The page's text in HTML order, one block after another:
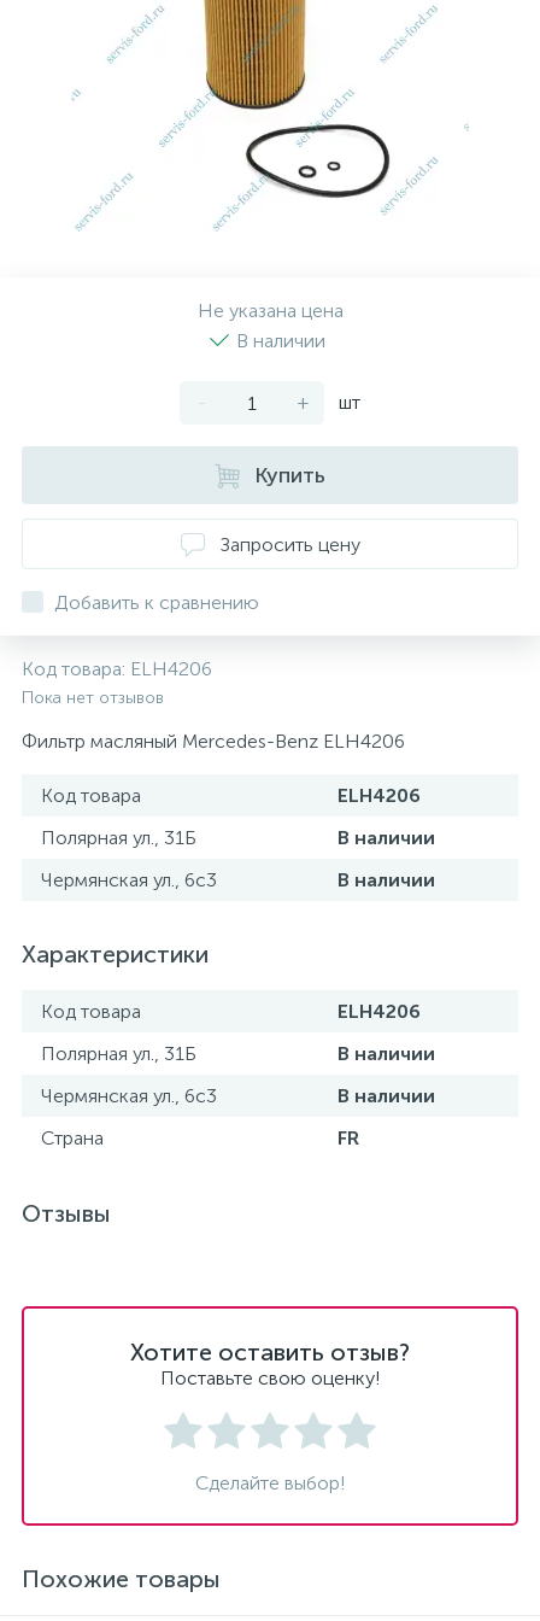
Не указана цена
В наличии
- + шт
Купить
Запросить цену
Добавить к сравнению
Код товара: ELH4206
Пока нет отзывов
Фильтр масляный Mercedes-Benz ELH4206
Код товара
ELH4206
Полярная ул., 31Б
В наличии
Чермянская ул., 6с3
В наличии
Характеристики
Код товара
ELH4206
Полярная ул., 31Б
В наличии
Чермянская ул., 6с3
В наличии
Страна
FR
Отзывы
Хотите оставить отзыв?
Поставьте свою оценку!
Сделайте выбор!
Похожие товары
Рулевая система
Топливная система
Тормозная система
Масло МОТОРНОЕ
МАСЛО ТРАНСМИССИОННОЕ
ТОРМОЗНАЯ ЖИДКОСТЬ
ПРИВОДНОЙ РЕМЕНЬ
ТОРМОЗНЫЕ КОЛОДКИ
ТОРМОЗНЫЕ ДИСКИ